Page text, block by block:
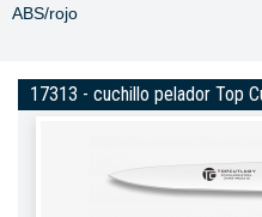
ABS/rojo
17313 - cuchillo pelador Top